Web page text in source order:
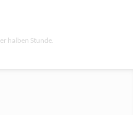
halben Stunde.